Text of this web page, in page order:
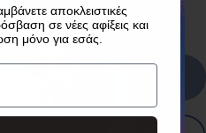
αποκλειστικές
σε νέες αφίξεις και
μόνο για εσάς.